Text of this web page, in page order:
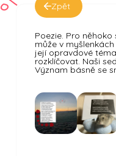
Zpět
Poezie. Pro
může v
její opravdové
rozklíčovat. Naši
Význam básně se